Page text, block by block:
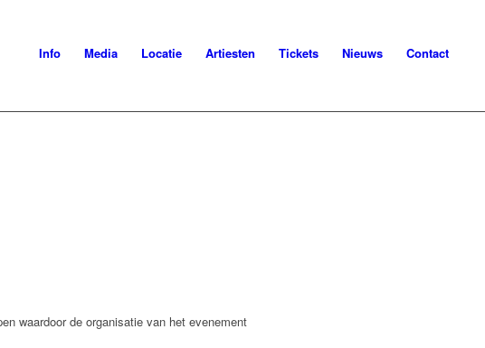
Info Media Locatie Artiesten Tickets Nieuws Contact
waardoor de organisatie van het evenement